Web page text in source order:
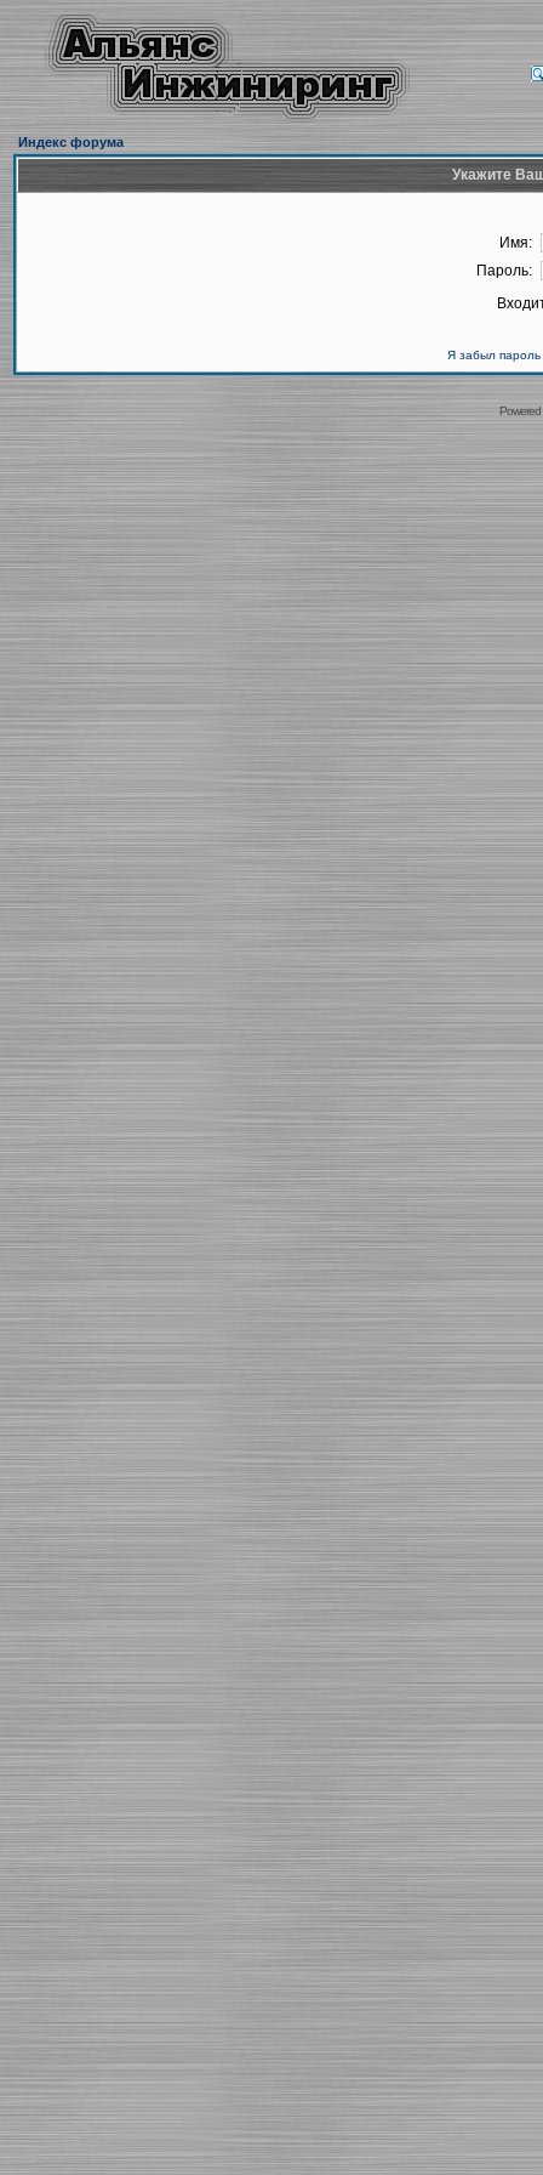
Индекс форума
Укажите
Имя:
Пароль:
Я забыл пароль